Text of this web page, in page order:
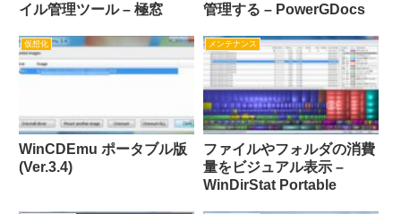
イル管理ツール – 極窓
管理する – PowerGDocs
仮想化
WinCDEmu ポータブル版
(Ver.3.4)
メンテナンス
ファイルやフォルダの消費
量をビジュアル表示 –
WinDirStat Portable